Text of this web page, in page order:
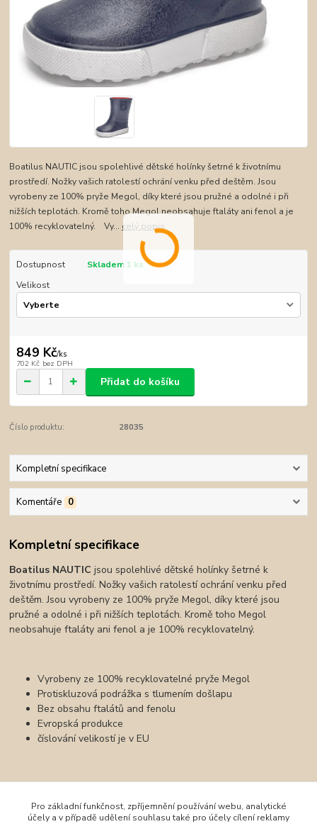
Boatilus NAUTIC jsou spolehlivé dětské holínky šetrné k životnímu
prostředí. Nožky vašich ratolestí ochrání venku před deštěm. Jsou
vyrobeny ze 100% pryže Megol, díky které jsou pružné a odolné i při
nižších teplotách. Kromě toho Megol neobsahuje ftaláty ani fenol a je
100% recyklovatelný. Vy... celý popis
Dostupnost
Skladem 1 ks
Velikost
849 Kč/ks
702 Kč bez DPH
Přidat do košíku
Číslo produktu: 28035
Kompletní specifikace
Komentáře 0
Kompletní specifikace
Boatilus NAUTIC jsou spolehlivé dětské holínky šetrné k
životnímu prostředí. Nožky vašich ratolestí ochrání venku před
deštěm. Jsou vyrobeny ze 100% pryže Megol, díky které jsou
pružné a odolné i při nižších teplotách. Kromě toho Megol
neobsahuje ftaláty ani fenol a je 100% recyklovatelný.
Vyrobeny ze 100% recyklovatelné pryže Megol
Protiskluzová podrážka s tlumením došlapu
Bez obsahu ftalátů and fenolu
Evropská produkce
číslování velikostí je v EU
Zboží zařazeno v kategoriích
Pro základní funkčnost, zpříjemnění používání webu, analytické
účely a v případě udělení souhlasu také pro účely cílení reklamy